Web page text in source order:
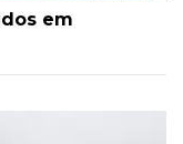
em